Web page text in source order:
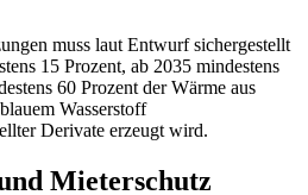
muss laut Entwurf sichergestellt
15 Prozent, ab 2035 mindestens
60 Prozent der Wärme aus
Wasserstoff
Derivate erzeugt wird.
Mieterschutz